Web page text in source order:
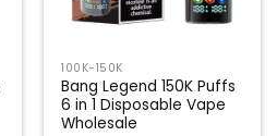
100K-150K
Bang Legend 150K Puffs
6 in 1 Disposable Vape
Wholesale